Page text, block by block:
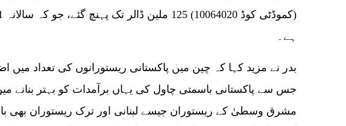
ہے۔
بدر نے مزید کہا کہ چین میں پاکستانی ریستورانوں کی تعداد میں
جس سے پاکستانی باسمتی چاول کی یہاں برآمدات کو بہتر بنانے
مشرق وسطیٰ کے ریستوران جیسے لبنانی اور ترک ریستوران بھی